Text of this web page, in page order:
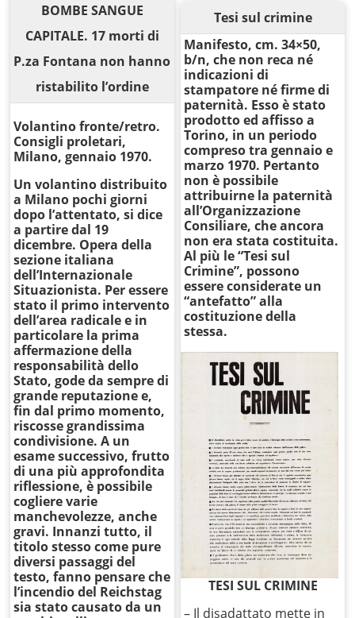
BOMBE SANGUE
CAPITALE. 17 morti di
P.za Fontana non hanno
ristabilito l’ordine
Volantino fronte/retro.
Consigli proletari,
Milano, gennaio 1970.
Un volantino distribuito
a Milano pochi giorni
dopo l’attentato, si dice
a partire dal 19
dicembre. Opera della
sezione italiana
dell’Internazionale
Situazionista. Per essere
stato il primo intervento
dell’area radicale e in
particolare la prima
affermazione della
responsabilità dello
Stato, gode da sempre di
grande reputazione e,
fin dal primo momento,
riscosse grandissima
condivisione. A un
esame successivo, frutto
di una più approfondita
riflessione, è possibile
cogliere varie
manchevolezze, anche
gravi. Innanzi tutto, il
titolo stesso come pure
diversi passaggi del
testo, fanno pensare che
l’incendio del Reichstag
sia stato causato da un
Tesi sul crimine
Manifesto, cm. 34×50,
b/n, che non reca né
indicazioni di
stampatore né firme di
paternità. Esso è stato
prodotto ed affisso a
Torino, in un periodo
compreso tra gennaio e
marzo 1970. Pertanto
non è possibile
attribuirne la paternità
all’Organizzazione
Consiliare, che ancora
non era stata costituita.
Al più le “Tesi sul
Crimine”, possono
essere considerate un
“antefatto” alla
costituzione della
stessa.
TESI SUL CRIMINE
– Il disadattato mette in